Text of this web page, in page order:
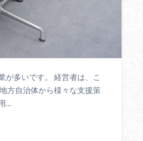
が多いです。 経営者は、こ
方自治体から様々な支援策
…